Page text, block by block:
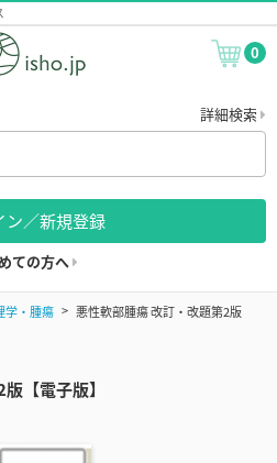
0
詳細検索
ン／新規登録
ての方へ
学・腫瘍 悪性軟部腫瘍 改訂・改題第2版
【電子版】